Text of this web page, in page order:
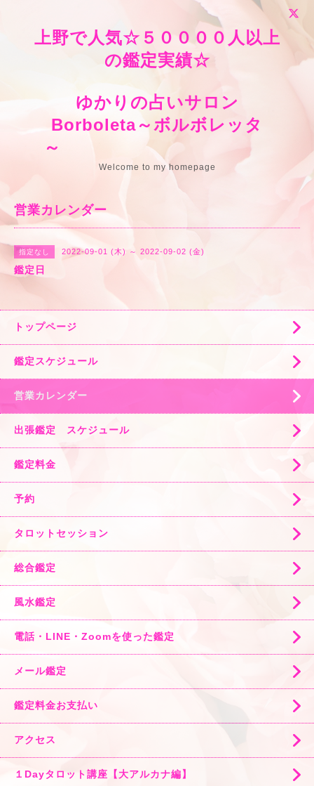
上野で人気☆５００００人以上
の鑑定実績☆
ゆかりの占いサロン
Borboleta～ボルボレッタ
～
Welcome to my homepage
営業カレンダー
指定なし 2022-09-01 (木) ～ 2022-09-02 (金)
鑑定日
トップページ
鑑定スケジュール
営業カレンダー
出張鑑定 スケジュール
鑑定料金
予約
タロットセッション
総合鑑定
風水鑑定
電話・LINE・Zoomを使った鑑定
メール鑑定
鑑定料金お支払い
アクセス
１Dayタロット講座【大アルカナ編】